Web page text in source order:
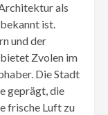
als
ist.
und der
bietet Zvolen im
Die Stadt
geprägt, die
frische Luft zu